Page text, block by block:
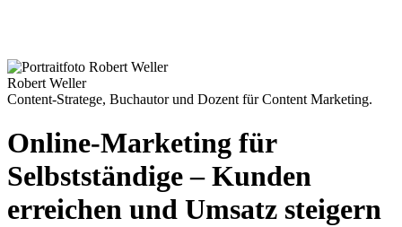
Robert Weller
Content-Stratege, Buchautor und Dozent für Content Marketing.
Online-Marketing für
Selbstständige – Kunden
erreichen und Umsatz steigern